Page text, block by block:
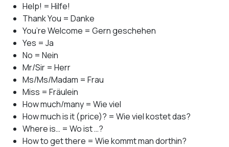
Help! = Hilfe!
Thank You = Danke
You’re Welcome = Gern geschehen
Yes = Ja
No = Nein
Mr/Sir = Herr
Ms/Ms/Madam = Frau
Miss = Fräulein
How much/many = Wie viel
How much is it (price)? = Wie viel kostet das?
Where is… = Wo ist …?
How to get there = Wie kommt man dorthin?